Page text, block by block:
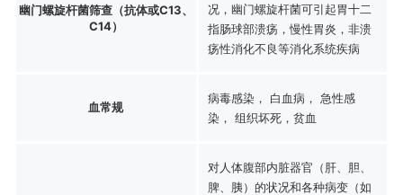
幽门螺旋杆菌筛查（抗体或C13、
C14）
况，幽门螺旋杆菌可引起胃十二
指肠球部溃疡，慢性胃炎，非溃
疡性消化不良等消化系统疾病
血常规
病毒感染， 白血病， 急性感
染， 组织坏死，贫血
对人体腹部内脏器官（肝、胆、
脾、胰）的状况和各种病变（如